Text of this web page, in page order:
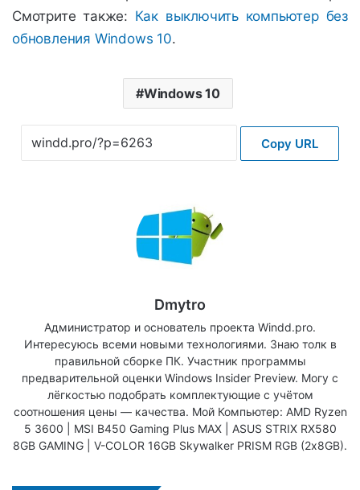
Смотрите также: Как выключить компьютер без
обновления Windows 10.
Windows 10
Copy URL
Dmytro
Администратор и основатель проекта Windd.pro.
Интересуюсь всеми новыми технологиями. Знаю толк в
правильной сборке ПК. Участник программы
предварительной оценки Windows Insider Preview. Могу с
лёгкостью подобрать комплектующие с учётом
соотношения цены — качества. Мой Компьютер: AMD Ryzen
5 3600 | MSI B450 Gaming Plus MAX | ASUS STRIX RX580
8GB GAMING | V-COLOR 16GB Skywalker PRISM RGB (2х8GB).